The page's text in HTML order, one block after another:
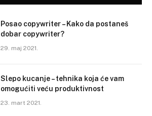
Posao copywriter – Kako da postaneš
dobar copywriter?
29. maj 2021.
Slepo kucanje – tehnika koja će vam
omogućiti veću produktivnost
23. mart 2021.